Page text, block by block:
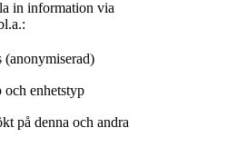
in information via
(anonymiserad)
och enhetstyp
på denna och andra